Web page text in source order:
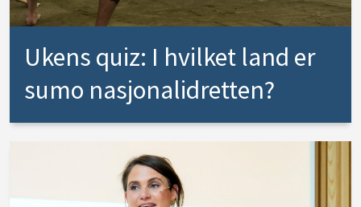
Ukens quiz: I hvilket land er
sumo nasjonalidretten?